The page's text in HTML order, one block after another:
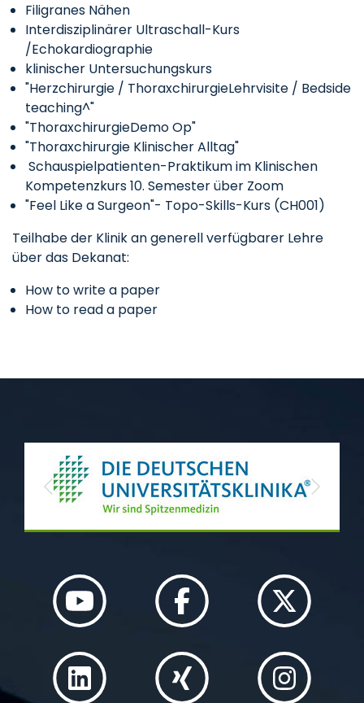
Filigranes Nähen
Interdisziplinärer Ultraschall-Kurs
/Echokardiographie
klinischer Untersuchungskurs
"Herzchirurgie / ThoraxchirurgieLehrvisite / Bedside
teaching^"
"ThoraxchirurgieDemo Op"
"Thoraxchirurgie Klinischer Alltag"
Schauspielpatienten-Praktikum im Klinischen
Kompetenzkurs 10. Semester über Zoom
"Feel Like a Surgeon"- Topo-Skills-Kurs (CH001)
Teilhabe der Klinik an generell verfügbarer Lehre
über das Dekanat:
How to write a paper
How to read a paper
Previous Next